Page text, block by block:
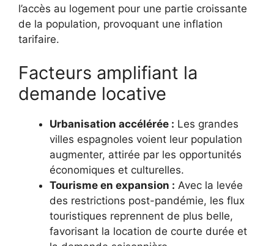
l’accès au logement pour une partie croissante
de la population, provoquant une inflation
tarifaire.
Facteurs amplifiant la
demande locative
Urbanisation accélérée : Les grandes
villes espagnoles voient leur population
augmenter, attirée par les opportunités
économiques et culturelles.
Tourisme en expansion : Avec la levée
des restrictions post-pandémie, les flux
touristiques reprennent de plus belle,
favorisant la location de courte durée et